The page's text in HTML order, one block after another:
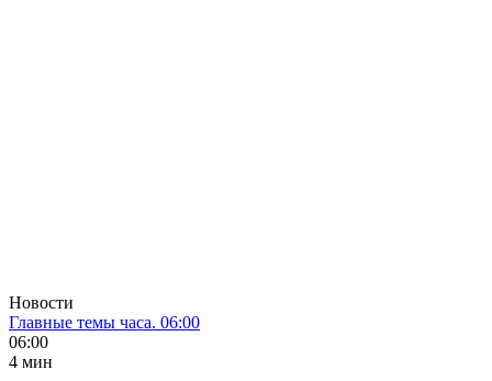
Новости
Главные темы часа. 06:00
06:00
4 мин